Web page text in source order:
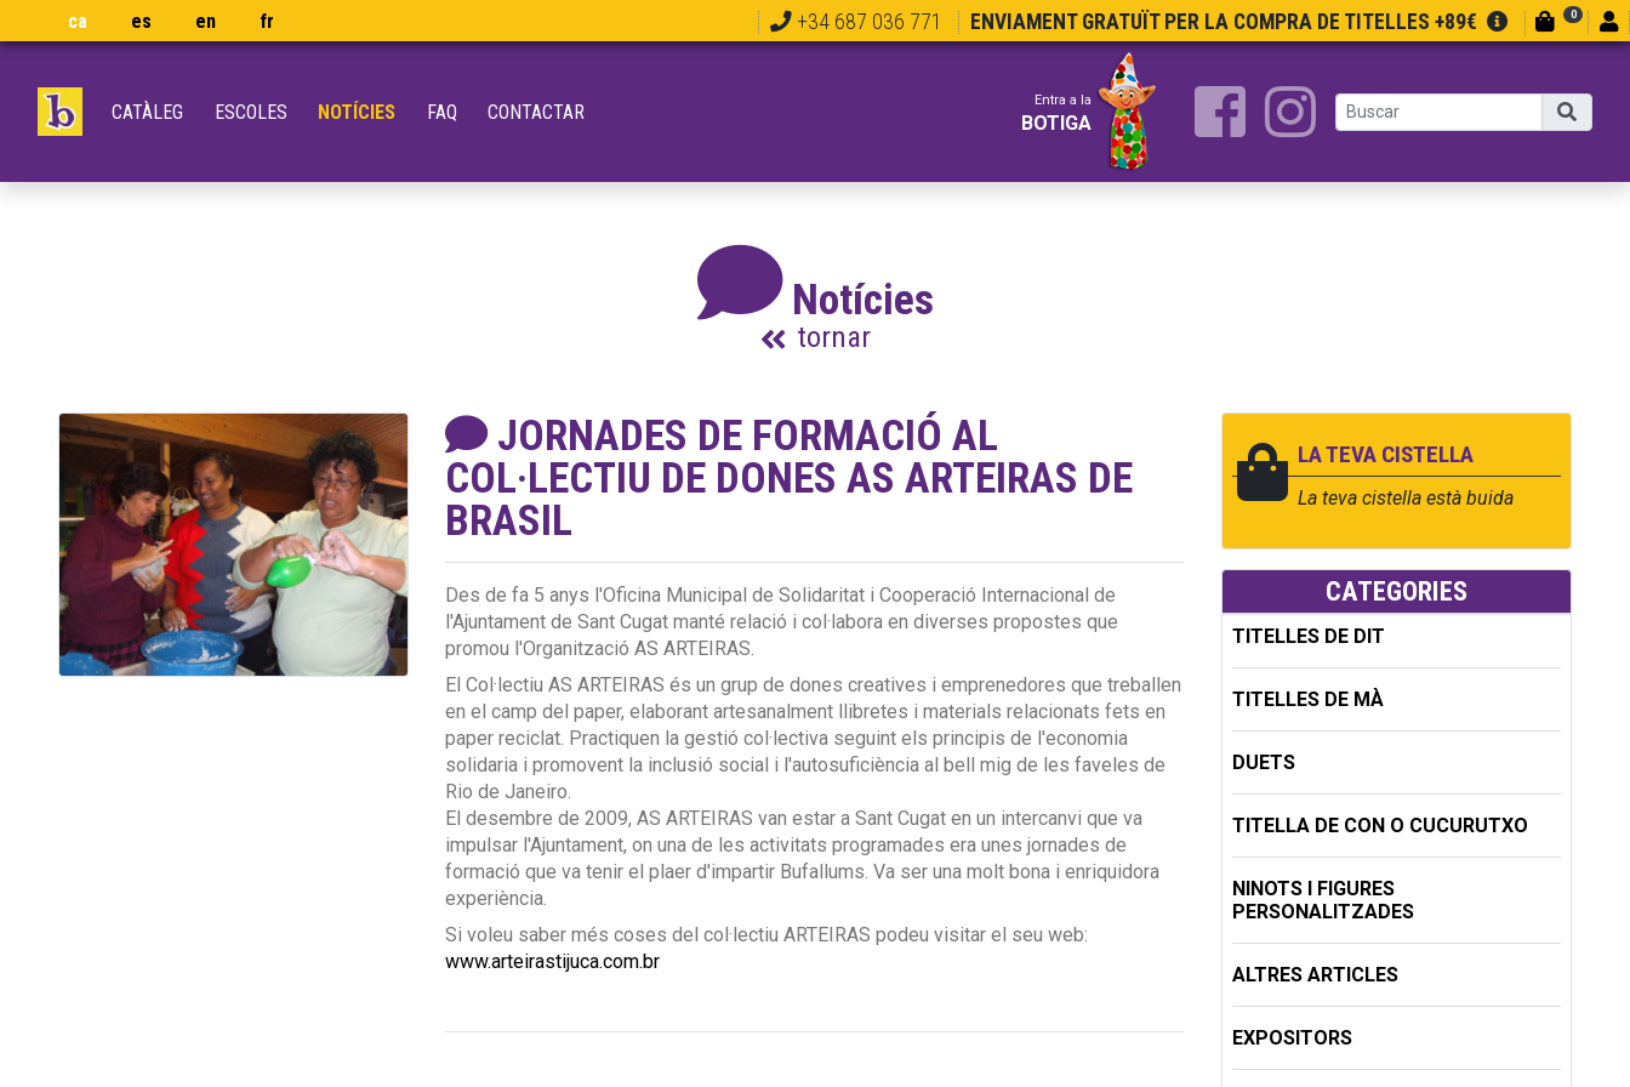
ca es en fr +34 687 036 771 ENVIAMENT GRATUÏT PER LA COMPRA DE TITELLES +89€ 0
CATÀLEG ESCOLES NOTÍCIES FAQ CONTACTAR Entra a la
BOTIGA
Notícies
tornar
JORNADES DE FORMACIÓ AL
COL·LECTIU DE DONES AS ARTEIRAS DE
BRASIL
Des de fa 5 anys l'Oficina Municipal de Solidaritat i Cooperació Internacional de
l'Ajuntament de Sant Cugat manté relació i col·labora en diverses propostes que
promou l'Organització AS ARTEIRAS.
El Col·lectiu AS ARTEIRAS és un grup de dones creatives i emprenedores que treballen
en el camp del paper, elaborant artesanalment llibretes i materials relacionats fets en
paper reciclat. Practiquen la gestió col·lectiva seguint els principis de l'economia
solidaria i promovent la inclusió social i l'autosuficiència al bell mig de les faveles de
Rio de Janeiro.
El desembre de 2009, AS ARTEIRAS van estar a Sant Cugat en un intercanvi que va
impulsar l'Ajuntament, on una de les activitats programades era unes jornades de
formació que va tenir el plaer d'impartir Bufallums. Va ser una molt bona i enriquidora
experiència.
Si voleu saber més coses del col·lectiu ARTEIRAS podeu visitar el seu web:
www.arteirastijuca.com.br
LA TEVA CISTELLA
La teva cistella està buida
CATEGORIES
TITELLES DE DIT
TITELLES DE MÀ
DUETS
TITELLA DE CON O CUCURUTXO
NINOTS I FIGURES
PERSONALITZADES
ALTRES ARTICLES
EXPOSITORS